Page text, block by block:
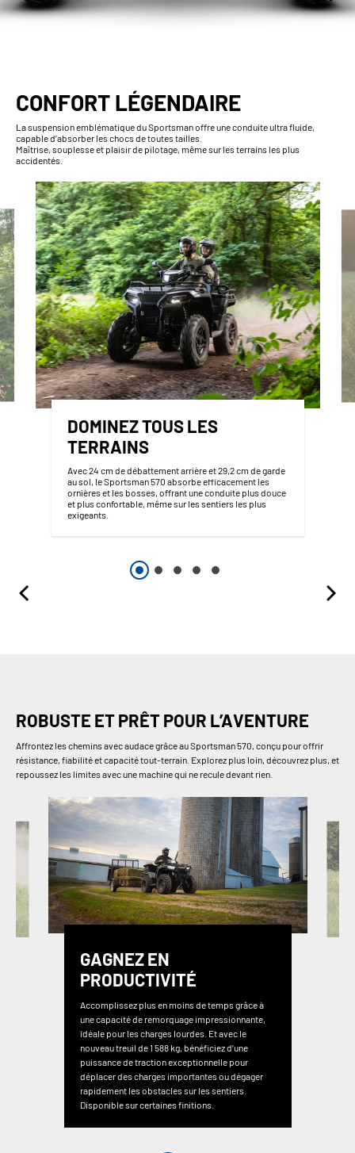
CONFORT LÉGENDAIRE
La suspension emblématique du Sportsman offre une conduite ultra fluide,
capable d’absorber les chocs de toutes tailles.
Maîtrise, souplesse et plaisir de pilotage, même sur les terrains les plus
accidentés.
DOMINEZ TOUS LES
TERRAINS
Avec 24 cm de débattement arrière et 29,2 cm de garde
au sol, le Sportsman 570 absorbe efficacement les
ornières et les bosses, offrant une conduite plus douce
et plus confortable, même sur les sentiers les plus
exigeants.
ROBUSTE ET PRÊT POUR L’AVENTURE
Affrontez les chemins avec audace grâce au Sportsman 570, conçu pour offrir
résistance, fiabilité et capacité tout-terrain. Explorez plus loin, découvrez plus, et
repoussez les limites avec une machine qui ne recule devant rien.
GAGNEZ EN
PRODUCTIVITÉ
Accomplissez plus en moins de temps grâce à
une capacité de remorquage impressionnante,
idéale pour les charges lourdes. Et avec le
nouveau treuil de 1 588 kg, bénéficiez d’une
puissance de traction exceptionnelle pour
déplacer des charges importantes ou dégager
rapidement les obstacles sur les sentiers.
Disponible sur certaines finitions.